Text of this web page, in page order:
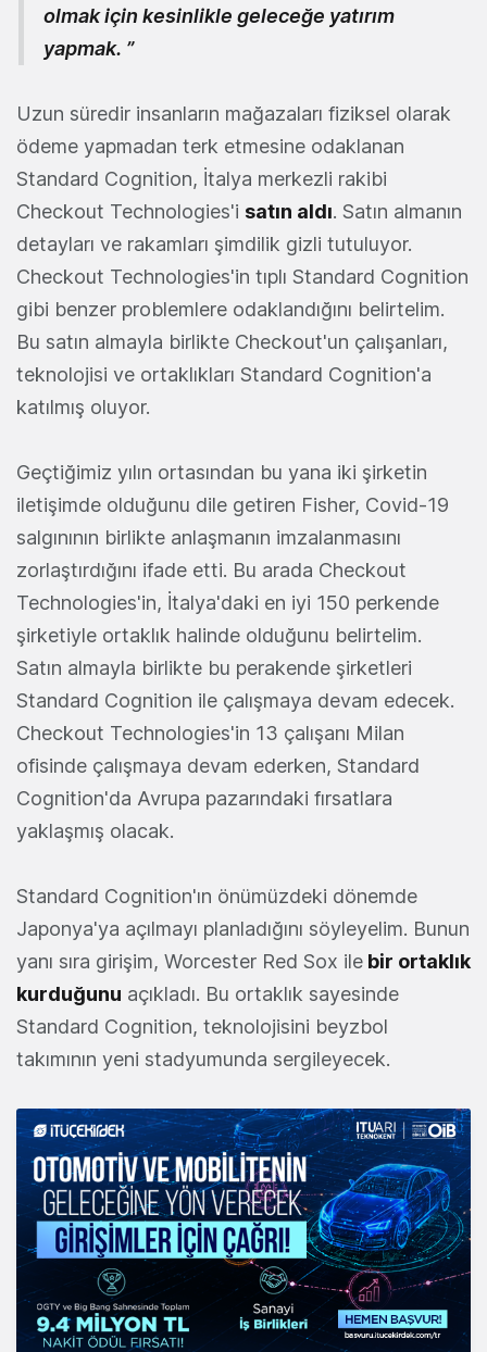
olmak için kesinlikle geleceğe yatırım
yapmak. ”
Uzun süredir insanların mağazaları fiziksel olarak
ödeme yapmadan terk etmesine odaklanan
Standard Cognition, İtalya merkezli rakibi
Checkout Technologies'i satın aldı. Satın almanın
detayları ve rakamları şimdilik gizli tutuluyor.
Checkout Technologies'in tıplı Standard Cognition
gibi benzer problemlere odaklandığını belirtelim.
Bu satın almayla birlikte Checkout'un çalışanları,
teknolojisi ve ortaklıkları Standard Cognition'a
katılmış oluyor.
Geçtiğimiz yılın ortasından bu yana iki şirketin
iletişimde olduğunu dile getiren Fisher, Covid-19
salgınının birlikte anlaşmanın imzalanmasını
zorlaştırdığını ifade etti. Bu arada Checkout
Technologies'in, İtalya'daki en iyi 150 perkende
şirketiyle ortaklık halinde olduğunu belirtelim.
Satın almayla birlikte bu perakende şirketleri
Standard Cognition ile çalışmaya devam edecek.
Checkout Technologies'in 13 çalışanı Milan
ofisinde çalışmaya devam ederken, Standard
Cognition'da Avrupa pazarındaki fırsatlara
yaklaşmış olacak.
Standard Cognition'ın önümüzdeki dönemde
Japonya'ya açılmayı planladığını söyleyelim. Bunun
yanı sıra girişim, Worcester Red Sox ile bir ortaklık
kurduğunu açıkladı. Bu ortaklık sayesinde
Standard Cognition, teknolojisini beyzbol
takımının yeni stadyumunda sergileyecek.